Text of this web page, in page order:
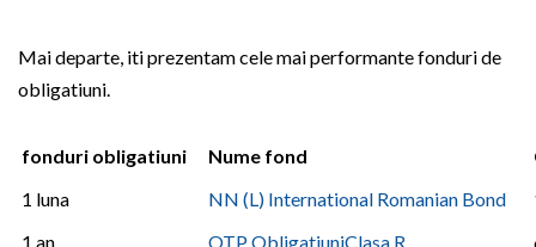
Mai departe, iti prezentam cele mai performante fonduri de
obligatiuni.
fonduri obligatiuni Nume fond
1 luna
NN (L) International Romanian Bond
1 an
OTP ObligatiuniClasa R